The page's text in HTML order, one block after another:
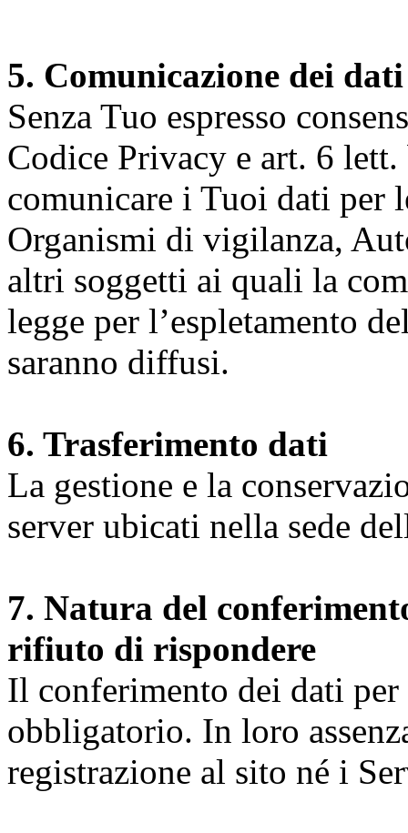
5. Comunicazione dei dati
Senza Tuo espresso
Codice Privacy e art. 6
comunicare i Tuoi dati per
Organismi di vigilanza,
altri soggetti ai quali la
legge per l’espletamento
saranno diffusi.
6. Trasferimento dati
La gestione e la
server ubicati nella sede
7. Natura del
rifiuto di rispondere
Il conferimento dei dati
obbligatorio. In loro
registrazione al sito né i